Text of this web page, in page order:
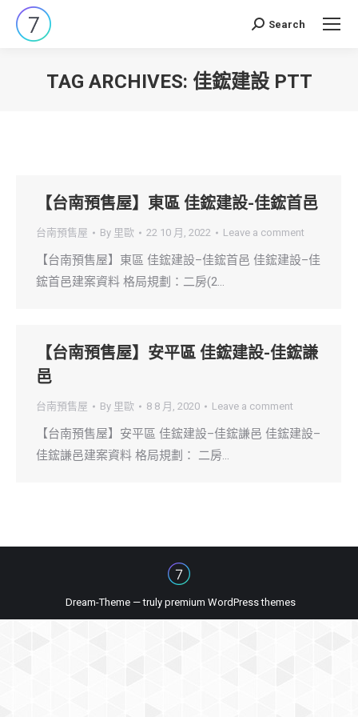
Search:
Search
TAG ARCHIVES: 佳鋐建設 PTT
【台南預售屋】東區 佳鋐建設-佳鋐首邑
台南預售屋 By 里歐 22 10 月, 2022 Leave a comment
【台南預售屋】東區 佳鋐建設–佳鋐首邑 佳鋐建設–佳
鋐首邑建案資料 格局規劃：二房(2…
【台南預售屋】安平區 佳鋐建設-佳鋐謙
邑
台南預售屋 By 里歐 8 8 月, 2020 Leave a comment
【台南預售屋】安平區 佳鋐建設–佳鋐謙邑 佳鋐建設–
佳鋐謙邑建案資料 格局規劃： 二房…
Dream-Theme — truly premium WordPress themes